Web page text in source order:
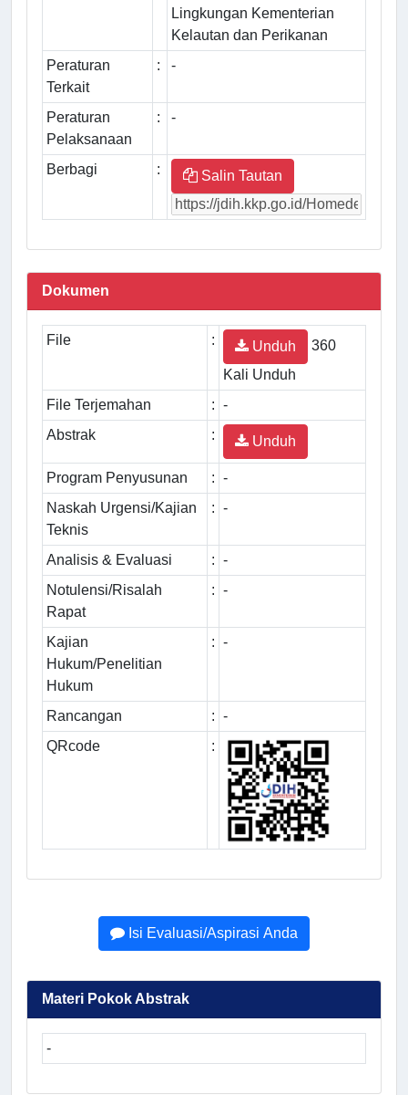
Lingkungan Kementerian
Kelautan dan Perikanan
Peraturan
Terkait
: -
Peraturan
Pelaksanaan
: -
Berbagi : Salin Tautan
Dokumen
File : Unduh
360
Kali Unduh
File Terjemahan
: -
Abstrak
: Unduh
Program Penyusunan : -
Naskah Urgensi/Kajian
Teknis
: -
Analisis & Evaluasi : -
Notulensi/Risalah
Rapat
: -
Kajian
Hukum/Penelitian
Hukum
: -
Rancangan : -
QRcode
:
Isi Evaluasi/Aspirasi Anda
Materi Pokok Abstrak
-